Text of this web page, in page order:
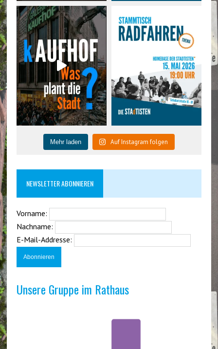
Mehr laden Auf Instagram folgen
NEWSLETTER ABONNIEREN
Vorname:
Nachname:
E-Mail-Addresse:
Unsere Gruppe im Rathaus